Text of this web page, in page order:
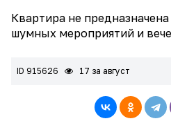
Квартира не
шумных мероприятий и
ID 915626 17 за август